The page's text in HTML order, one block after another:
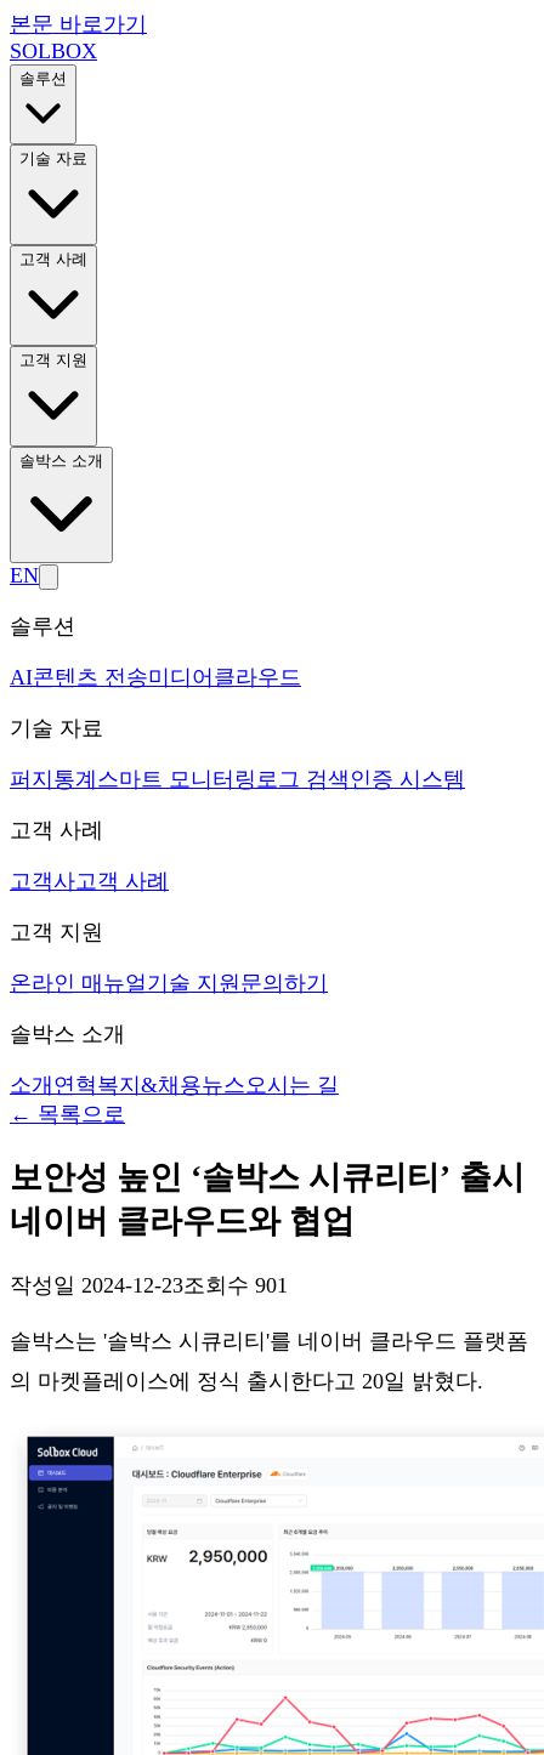
본문 바로가기
SOLBOX
솔루션
기술 자료
고객 사례
고객 지원
솔박스 소개
EN
솔루션
AI콘텐츠 전송미디어 클라우드
기술 자료
퍼지 통계 스마트 모니터링로그 검색 인증 시스템
고객 사례
고객사고객 사례
고객 지원
온라인 매뉴얼 기술 지원 문의하기
솔박스 소개
소개 연혁 복지&채용뉴스오시는 길
← 목록으로
보안성 높인 ‘솔박스 시큐리티’ 출시
네이버 클라우드와 협업
작성일 2024-12-23조회수 901
솔박스는 '솔박스 시큐리티'를 네이버 클라우드 플랫폼
의 마켓플레이스에 정식 출시한다고 20일 밝혔다.